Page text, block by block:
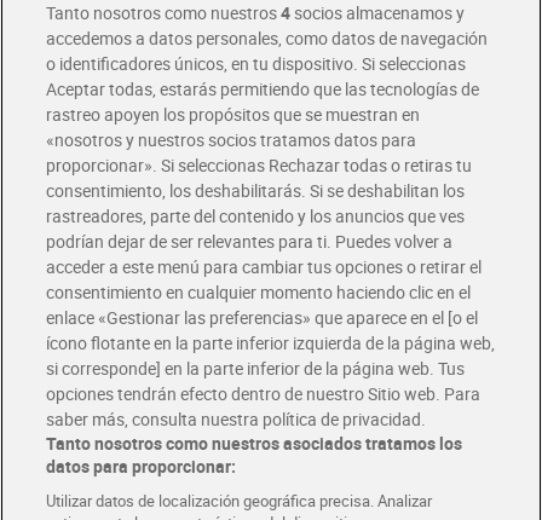
Dia Supermercado online
Pide hoy, recibe hoy
Entrega rápida y en la franja horaria que mejor te venga.
Envío gratis por compras superiores a 100€
Envío estandar por 4,99€
Glovo y Uber Eats
Solicita tu factura de Glovo o Uber Eats
Únete al CLUB Dia
Disfruta las ventajas y ofertas exclusivas.
Descárgate la APP Dia
Folletos y Tiendas
Descubre las mejores ofertas y busca tu tienda más cercana
Tanto nosotros como nuestros4socios almacenamos y
accedemos a datos personales, como datos de navegación
o identificadores únicos, en tu dispositivo. Si seleccionas
Aceptar todas, estarás permitiendo que las tecnologías de
rastreo apoyen los propósitos que se muestran en
«nosotros y nuestros socios tratamos datos para
proporcionar». Si seleccionas Rechazar todas o retiras tu
consentimiento, los deshabilitarás. Si se deshabilitan los
rastreadores, parte del contenido y los anuncios que ves
podrían dejar de ser relevantes para ti. Puedes volver a
acceder a este menú para cambiar tus opciones o retirar el
consentimiento en cualquier momento haciendo clic en el
enlace «Gestionar las preferencias» que aparece en el [o el
ícono flotante en la parte inferior izquierda de la página web,
si corresponde] en la parte inferior de la página web. Tus
opciones tendrán efecto dentro de nuestro Sitio web. Para
saber más, consulta nuestra política de privacidad.
Tanto nosotros como nuestros asociados tratamos los
datos para proporcionar:
Utilizar datos de localización geográfica precisa. Analizar